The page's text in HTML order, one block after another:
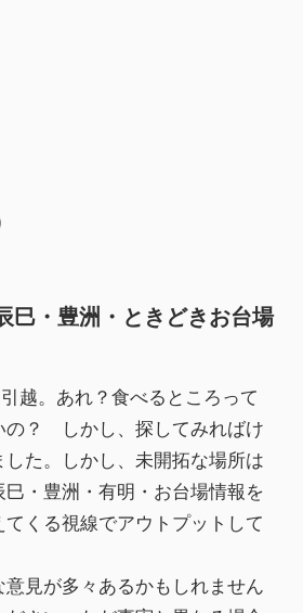
・豊洲・ときどきお台場
越。あれ？食べるところって
の？ しかし、探してみればけ
た。しかし、未開拓な場所は
巳・豊洲・有明・お台場情報を
くる視線でアウトプットして
見が多々あるかもしれません